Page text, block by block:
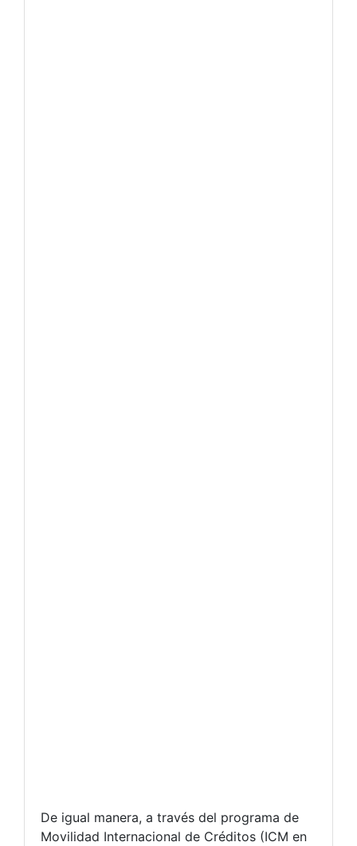
De igual manera, a través del programa de
Movilidad Internacional de Créditos (ICM en